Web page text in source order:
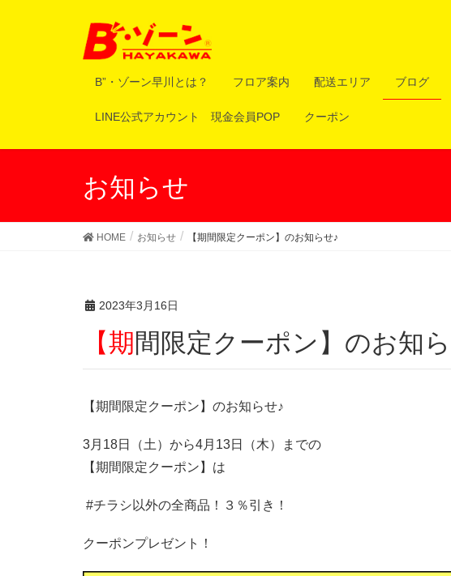
B”・ゾーン早川とは？ フロア案内 配送エリア ブログ
LINE公式アカウント 現金会員POP クーポン
お知らせ
HOME お知らせ 【期間限定クーポン】のお知らせ♪
2023年3月16日
【期間限定クーポン】のお知
【期間限定クーポン】のお知らせ♪
3月18日（土）から4月13日（木）までの
【期間限定クーポン】は
#チラシ以外の全商品！３％引き！
クーポンプレゼント！